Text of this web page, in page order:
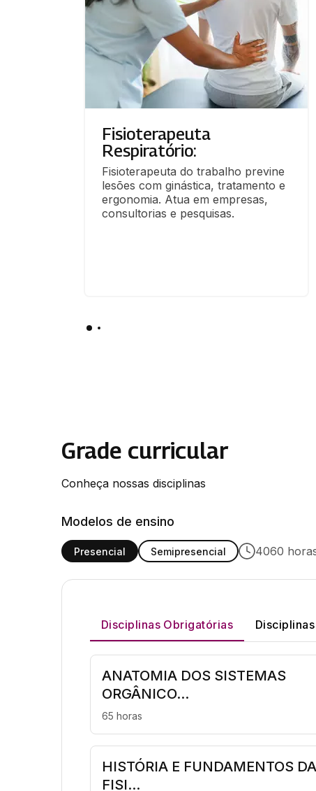
Fisioterapeuta
Respiratório:
Fisioterapeuta do trabalho previne
lesões com ginástica, tratamento e
ergonomia. Atua em empresas,
consultorias e pesquisas.
Grade curricular
Conheça nossas disciplinas
Modelos de ensino
Presencial Semipresencial 4060
Disciplinas Obrigatórias
ANATOMIA DOS SISTEMAS
ORGÂNICO...
65 horas
HISTÓRIA E FUNDAMENTOS DA
FISI...